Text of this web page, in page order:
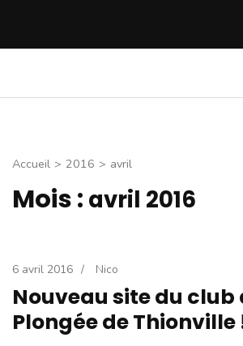
Entrée)
Accueil > 2016 > avril
Mois : avril 2016
6 avril 2016 / Nico
Nouveau site du club
Plongée de Thionville